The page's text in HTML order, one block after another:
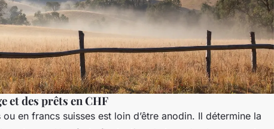
et des prêts en CHF
en francs suisses est loin d’être anodin. Il détermine la